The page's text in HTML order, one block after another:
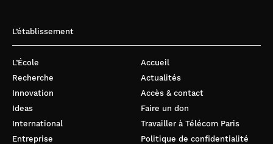
L’établissement
L’École
Recherche
Innovation
Ideas
International
Entreprise
Accueil
Actualités
Accès & contact
Faire un don
Travailler à Télécom Paris
Politique de confidentialité